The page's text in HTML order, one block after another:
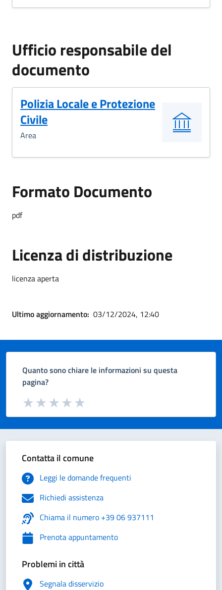
Ufficio responsabile del
documento
Polizia Locale e Protezione
Civile
Area
Formato Documento
pdf
Licenza di distribuzione
licenza aperta
Ultimo aggiornamento: 03/12/2024, 12:40
Quanto sono chiare le informazioni su questa
pagina?
Valuta da 1 a 5 stelle la pagina
Valuta 5 stelle su 5
Valuta 4 stelle su 5
Valuta 3 stelle su 5
Valuta 2 stelle su 5
Valuta 1 stelle su 5
Contatta il comune
Leggi le domande frequenti
Richiedi assistenza
Chiama il numero +39 06 937111
Prenota appuntamento
Problemi in città
Segnala disservizio